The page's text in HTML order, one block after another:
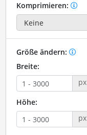
Komprimieren:
Größe ändern:
Breite:
px
Höhe:
px